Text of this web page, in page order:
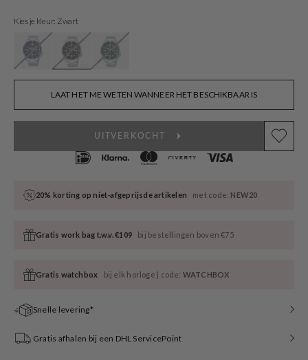
Kies je kleur: Zwart
LAAT HET ME WETEN WANNEER HET BESCHIKBAAR IS
UITVERKOCHT
20% korting op niet-afgeprijsde artikelen met code: NEW20
Gratis work bag t.w.v. €109 bij bestellingen boven €75
Gratis watchbox bij elk horloge | code: WATCHBOX
Snelle levering*
Gratis afhalen bij een DHL ServicePoint